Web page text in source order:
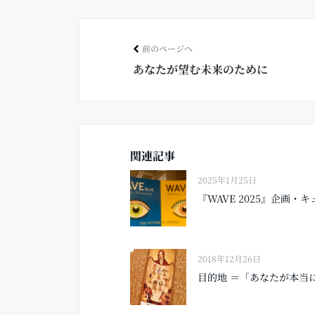
前のページへ
あなたが望む未来のために
関連記事
2025年1月25日
『WAVE 2025』企画・
2018年12月26日
目的地 ＝「あなたが本当